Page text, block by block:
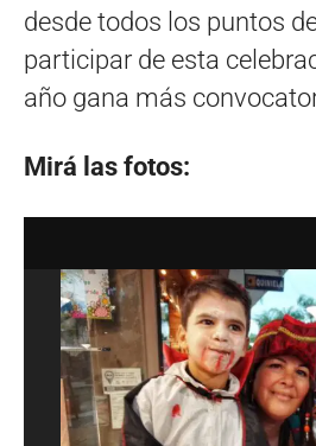
desde todos los puntos
participar de esta
año gana más
Mirá las fotos: